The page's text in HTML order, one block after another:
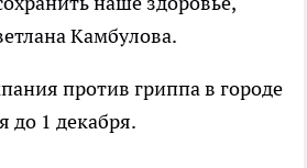
Камбулова.
против гриппа в городе
до 1 декабря.